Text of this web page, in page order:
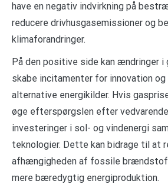
have en negativ indvirkning på
reducere drivhusgasemissioner og
klimaforandringer.
På den positive side kan ændringer i
skabe incitamenter for innovation og
alternative energikilder. Hvis
øge efterspørgslen efter
investeringer i sol- og vindenergi
teknologier. Dette kan bidrage til at
afhængigheden af fossile
mere bæredygtig energiproduktion.